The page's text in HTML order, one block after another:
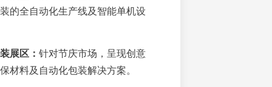
的全自动化生产线及智能单机设
展区： 针对节庆市场，呈现创意
材料及自动化包装解决方案。